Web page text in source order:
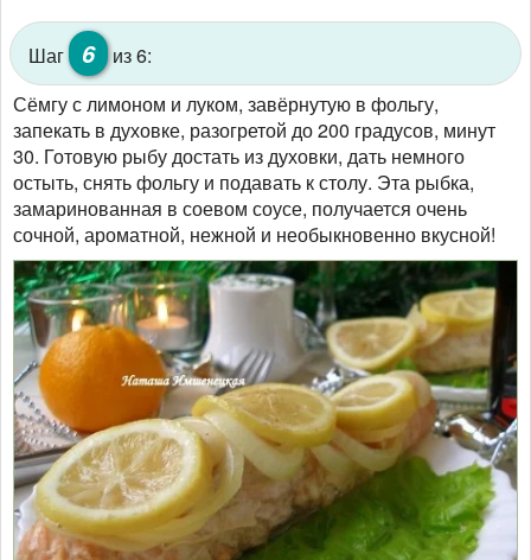
Шаг 6
из 6:
Сёмгу с лимоном и луком, завёрнутую в фольгу,
запекать в духовке, разогретой до 200 градусов, минут
30. Готовую рыбу достать из духовки, дать немного
остыть, снять фольгу и подавать к столу. Эта рыбка,
замаринованная в соевом соусе, получается очень
сочной, ароматной, нежной и необыкновенно вкусной!